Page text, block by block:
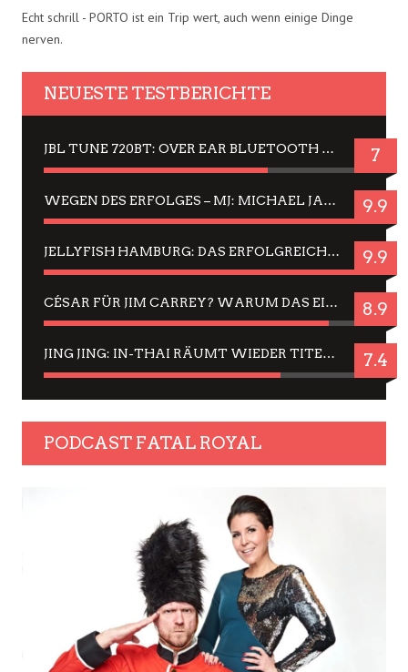
Echt schrill - PORTO ist ein Trip wert, auch wenn einige Dinge
nerven.
NEUESTE TESTBERICHTE
JBL TUNE 720BT: OVER EAR BLUETOOTH KOPFHÖRER UM DIE 50,-€ IM DAUER-TEST 7
WEGEN DES ERFOLGES – MJ: MICHAEL JACKSON MUSICAL IN EINER MATINEE SEHEN 9.9
JELLYFISH HAMBURG: DAS ERFOLGREICHE SOMMER-MENÜ 2025 IN GEFÜHLEN UND BILDERN 9.9
CÉSAR FÜR JIM CARREY? WARUM DAS EINER DER NERVIGSTEN ACTORS IST UND BLEIBT 8.9
JING JING: IN-THAI RÄUMT WIEDER TITEL AB – EIN ZWEI-STUNDEN-ERLEBNISBERICHT 7.4
PODCAST FATAL ROYAL